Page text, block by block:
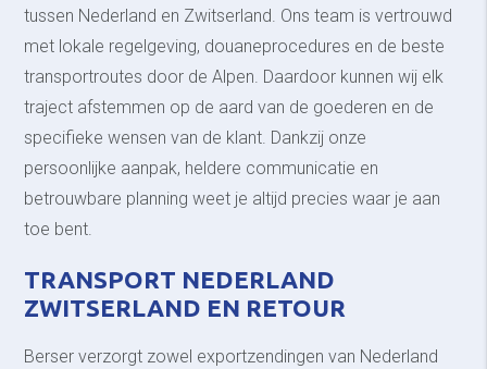
tussen Nederland en Zwitserland. Ons team is vertrouwd
met lokale regelgeving, douaneprocedures en de beste
transportroutes door de Alpen. Daardoor kunnen wij elk
traject afstemmen op de aard van de goederen en de
specifieke wensen van de klant. Dankzij onze
persoonlijke aanpak, heldere communicatie en
betrouwbare planning weet je altijd precies waar je aan
toe bent.
TRANSPORT NEDERLAND
ZWITSERLAND EN RETOUR
Berser verzorgt zowel exportzendingen van Nederland